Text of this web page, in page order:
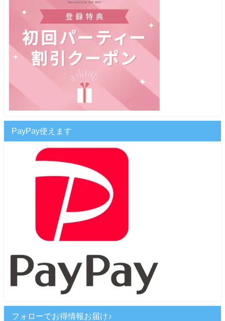
PayPay使えます
フォローでお得情報お届け♪